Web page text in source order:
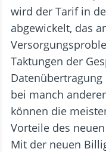
wird der Tarif in
abgewickelt, das
Taktungen der
bei manch
können die
Vorteile des
Mit der neuen